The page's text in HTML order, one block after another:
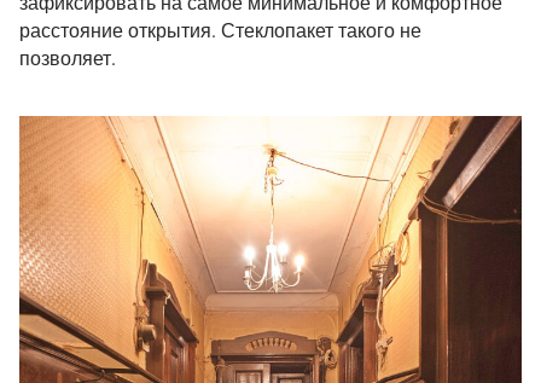
расстояние открытия. Стеклопакет такого не
позволяет.